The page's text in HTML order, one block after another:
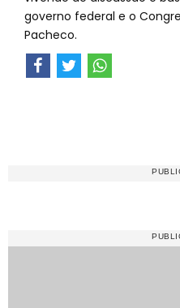
governo federal e o
Pacheco.